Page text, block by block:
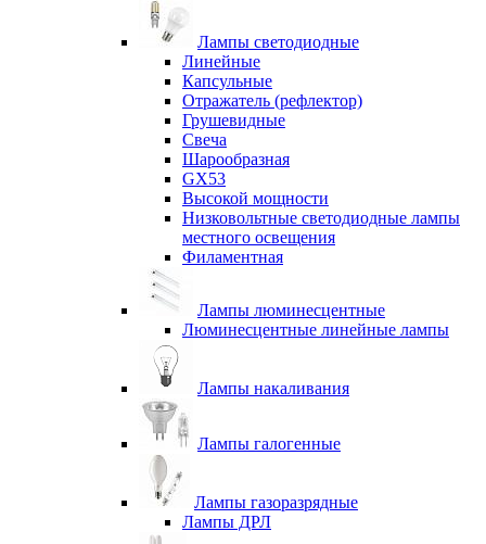
Лампы светодиодные
Линейные
Капсульные
Отражатель (рефлектор)
Грушевидные
Свеча
Шарообразная
GX53
Высокой мощности
Низковольтные светодиодные лампы
местного освещения
Филаментная
Лампы люминесцентные
Люминесцентные линейные лампы
Лампы накаливания
Лампы галогенные
Лампы газоразрядные
Лампы ДРЛ